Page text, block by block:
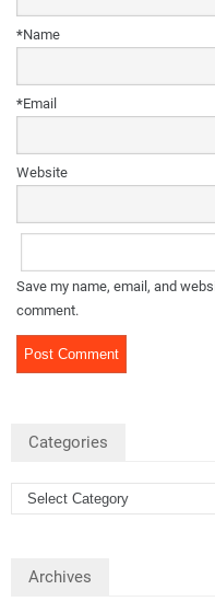
Name
*
Email
*
Website
Save my name, email, and
comment.
Categories
Archives